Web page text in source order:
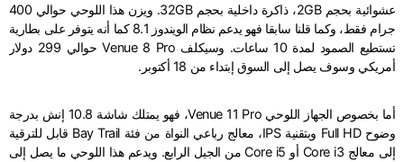
عشوائية بحجم 2GB، ذاكرة داخلية بحجم 32GB. ويزن هذا اللوحي حوالي 400
جرام فقط، وكما قلنا سابقا فهو يدعم نظام الويندوز 8.1 كما أنه يتوفر على بطارية
تستطيع الصمود لمدة 10 ساعات. وسيكلف Venue 8 Pro حوالي 299 دولار
أمريكي وسوف يصل إلى السوق إبتداء من 18 أكتوبر.
أما بخصوص الجهاز اللوحي Venue 11 Pro، فهو يمتلك شاشة 10.8 إنش بدرجة
وضوح Full HD وبتقنية IPS، معالج رباعي النواة من فئة Bay Trail قابل للترقية
إلى معالج Core i3 أو Core i5 من الجيل الرابع. ويدعم هذا اللوحي ما يصل إلى